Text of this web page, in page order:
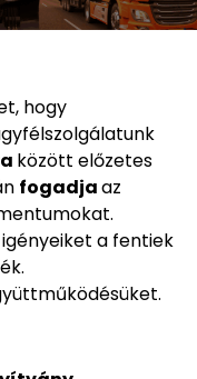
hogy
között előzetes
fogadjaaz
a fentiek